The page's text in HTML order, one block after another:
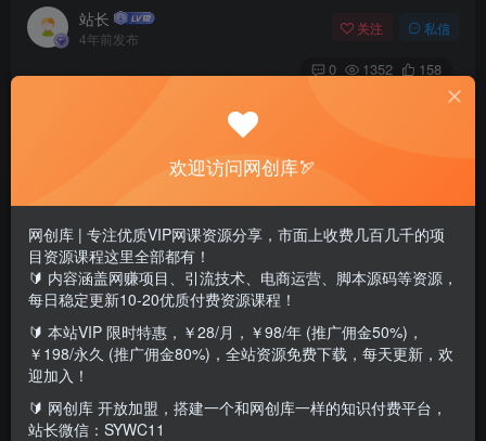
站长
4年前发布
关注 私信
0 1352 158
想要达到每天引流100精准粉，对于新手来说是很难了，但
对于有技术的人，是比较容易实现的，根据自己操作的项
目，选择一个合适平台，狠狠的执行一个月，基本可以达到
课程目录：
欢迎访问网创库🏹
网创库 | 专注优质VIP网课资源分享，市面上收费几百几千的项
目资源课程这里全部都有！
🔰 内容涵盖网赚项目、引流技术、电商运营、脚本源码等资源，
每日稳定更新10-20优质付费资源课程！
🔰 本站VIP 限时特惠，￥28/月，￥98/年 (推广佣金50%)，
￥198/永久 (推广佣金80%)，全站资源免费下载，每天更新，欢
迎加入！
🔰 网创库 开放加盟，搭建一个和网创库一样的知识付费平台，
站长微信：SYWC11